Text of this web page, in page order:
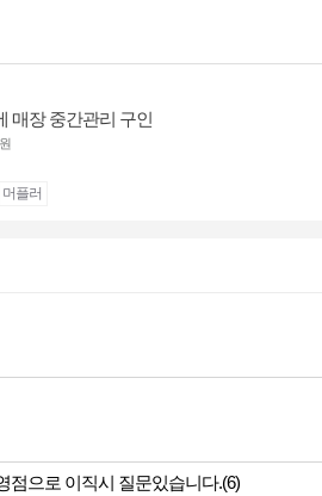
매장 중간관리 구인
머플러
점으로 이직시 질문있습니다.(6)